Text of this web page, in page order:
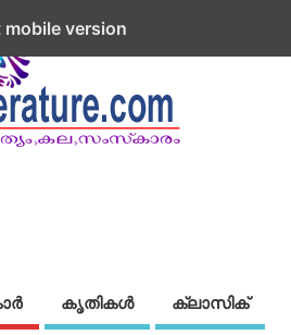
കൃതികൾ ക്ലാസിക്
mobile version